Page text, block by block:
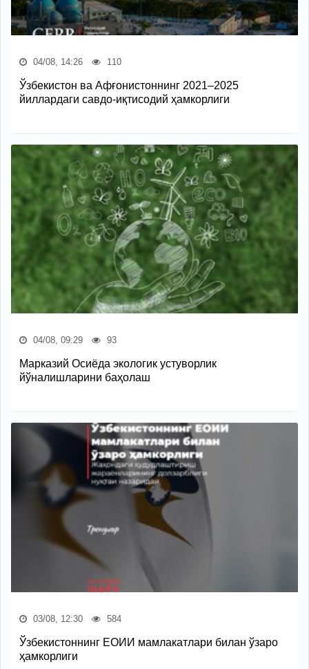
04/08, 14:26 110
Ўзбекистон ва Афғонистоннинг 2021–2025
йиллардаги савдо-иқтисодий ҳамкорлиги
04/08, 09:29 93
Марказий Осиёда экологик устуворлик
йўналишларини баҳолаш
03/08, 12:30 584
Ўзбекистоннинг ЕОИИ мамлакатлари билан ўзаро
ҳамкорлиги